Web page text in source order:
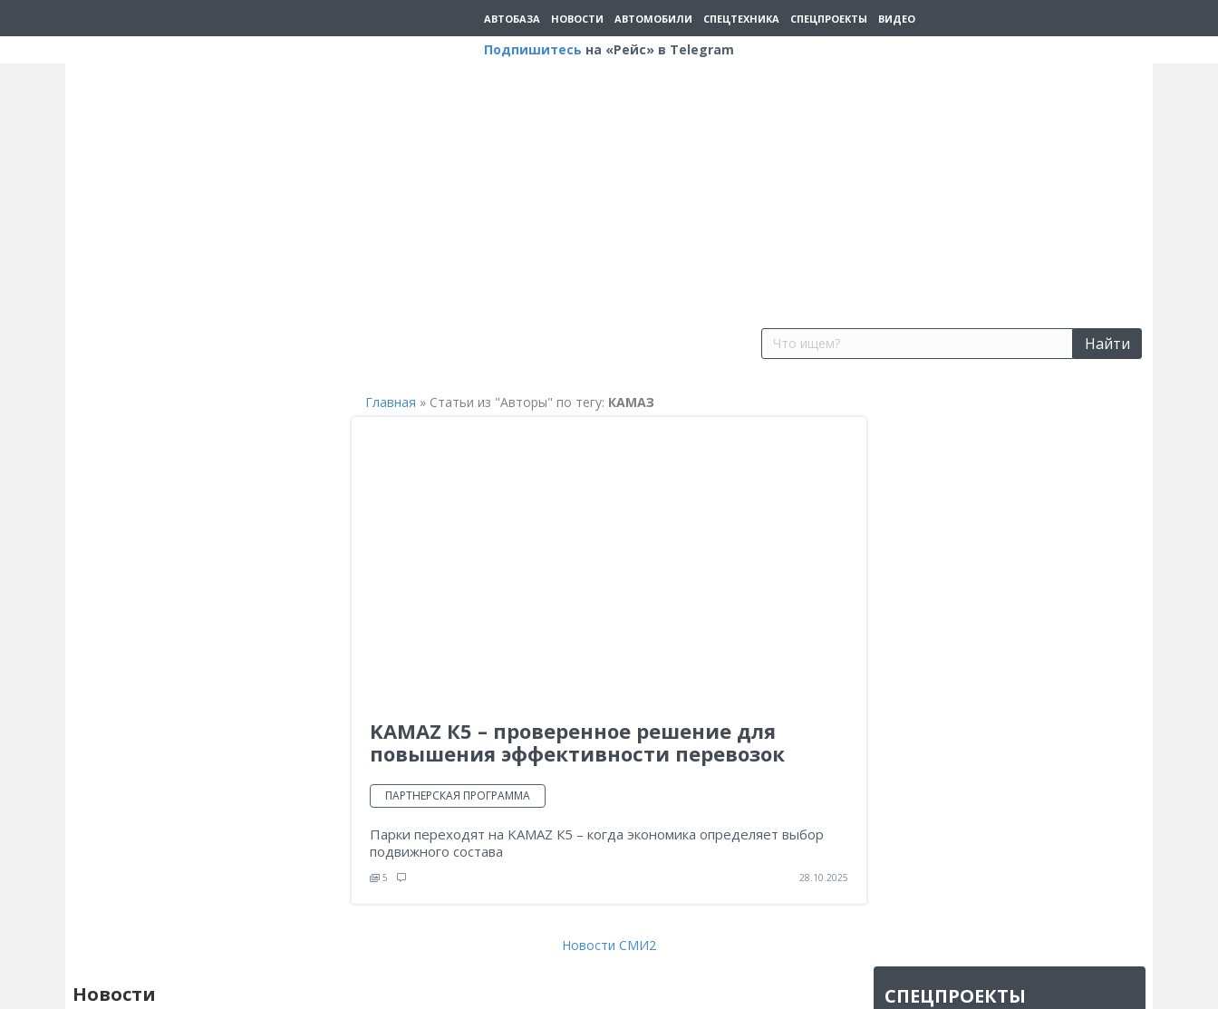
АВТОБАЗА НОВОСТИ АВТОМОБИЛИ СПЕЦТЕХНИКА СПЕЦПРОЕКТЫ ВИДЕО
Подпишитесь на «Рейс» в Telegram
Найти
Новости
Главная » Статьи из "Авторы" по тегу: КАМАЗ
KAMAZ К5 – проверенное решение для
повышения эффективности перевозок
ПАРТНЕРСКАЯ ПРОГРАММА
Парки переходят на KAMAZ К5 – когда экономика определяет выбор
подвижного состава
5 28.10.2025
Новости СМИ2
СПЕЦПРОЕКТЫ